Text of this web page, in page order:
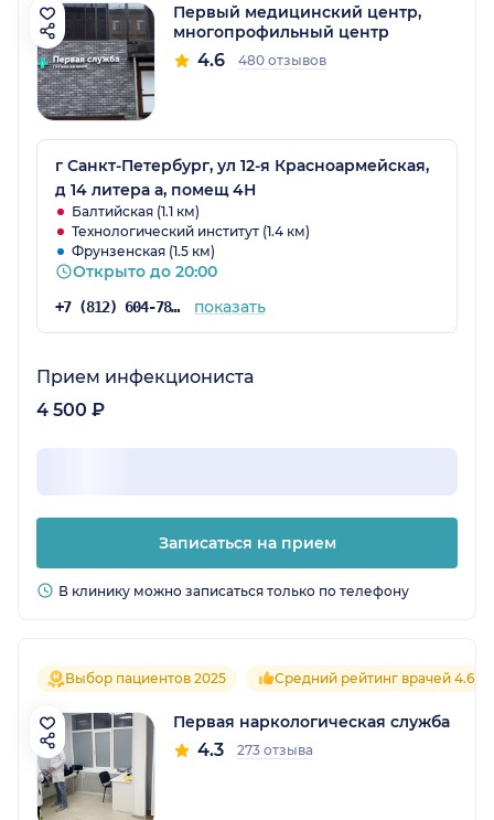
Первый медицинский центр,
многопрофильный центр
4.6 480 отзывов
г Санкт-Петербург, ул 12-я Красноармейская,
д 14 литера а, помещ 4Н
Балтийская (1.1 км)
Технологический институт (1.4 км)
Фрунзенская (1.5 км)
Открыто до 20:00
+7 (812) 604-78-43 показать
Прием инфекциониста
4 500 ₽
Записаться на прием
В клинику можно записаться только по телефону
Выбор пациентов 2025 Средний рейтинг врачей 4.6
Первая наркологическая служба
4.3 273 отзыва